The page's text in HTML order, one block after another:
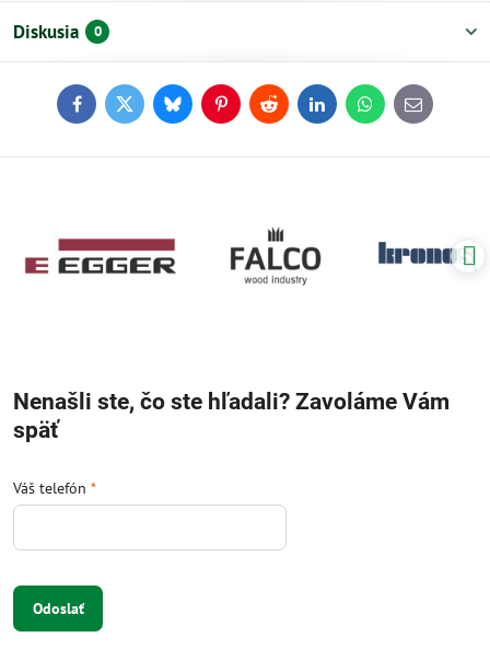
Diskusia 0
FacebookTwitterBlueskyPinterestReddit LinkedInWhatsApp
E-
mail
Nenašli ste, čo ste hľadali? Zavoláme Vám
späť
Váš telefón *
Odoslať